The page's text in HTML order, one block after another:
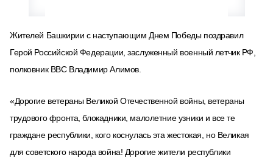
Жителей Башкирии с наступающим Днем Победы поздравил
Герой Российской Федерации, заслуженный военный летчик РФ,
полковник ВВС Владимир Алимов.
«Дорогие ветераны Великой Отечественной войны, ветераны
трудового фронта, блокадники, малолетние узники и все те
граждане республики, кого коснулась эта жестокая, но Великая
для советского народа война! Дорогие жители республики